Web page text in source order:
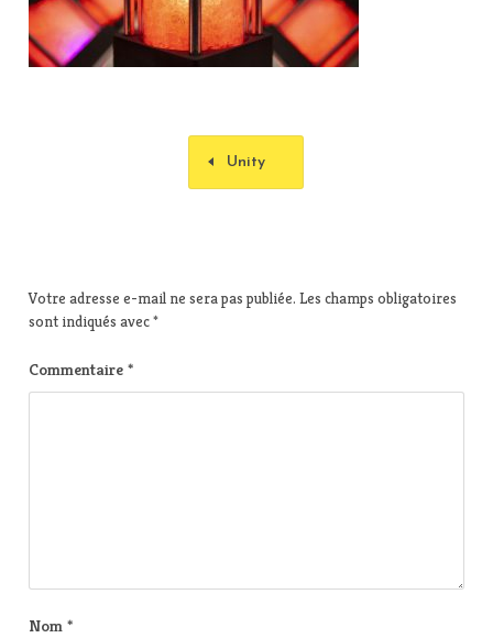
Unity
Votre adresse e-mail ne sera pas publiée. Les champs obligatoires
sont indiqués avec*
Commentaire *
Nom *